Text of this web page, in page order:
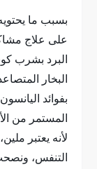
بسبب ما
على علاج
البرد بشرب
البخار
بفوائد
المستمر من
لأنه يعتبر
التنفس،